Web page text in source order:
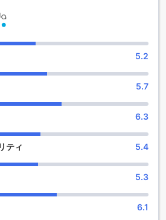
ウェイ ホテル タイピンのエンターテ
ウェイ ホテル タイピンでは、宿泊
ず、ホテル内のショップでは、地元
入れることができ、旅行の思い出を
揃っており、ショッピングを楽しむ
ひ立ち寄ってみてください。
緑豊かな環境の中で散策したり、ゆ
んだりすることができ、心身ともに
自然に囲まれた空間で、日々の喧騒
時間をお過ごしいただけます。
ウェイ ホテル タイピンの便利な施設
5.2
5.7
6.3
ティ 5.4
5.3
6.1